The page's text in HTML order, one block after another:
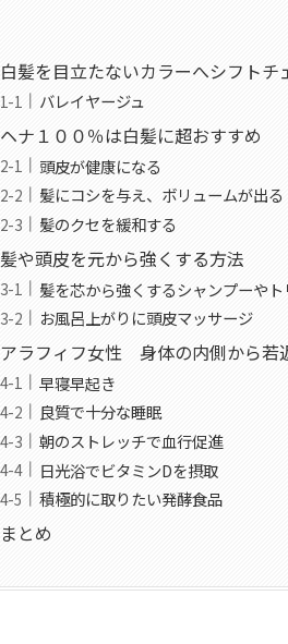
白髪を目立たないカラーへシフト
バレイヤージュ
ヘナ１００％は白髪に超おすすめ
頭皮が健康になる
髪にコシを与え、ボリュームが出る
髪のクセを緩和する
髪や頭皮を元から強くする方法
髪を芯から強くするシャンプーや
お風呂上がりに頭皮マッサージ
アラフィフ女性 身体の内側から若
早寝早起き
良質で十分な睡眠
朝のストレッチで血行促進
日光浴でビタミンDを摂取
積極的に取りたい発酵食品
まとめ